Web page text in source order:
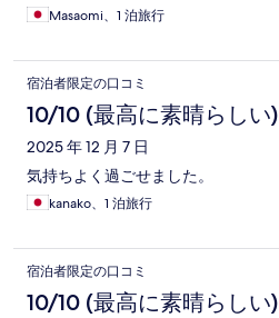
Masaomi、1 泊旅行
宿泊者限定の口コミ
10/10 (最高に素晴らしい)
2025 年 12 月 7 日
気持ちよく過ごせました。
kanako、1 泊旅行
宿泊者限定の口コミ
10/10 (最高に素晴らしい)